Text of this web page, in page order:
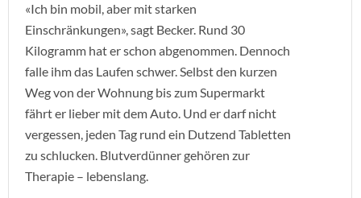
«Ich bin mobil, aber mit starken
Einschränkungen», sagt Becker. Rund 30
Kilogramm hat er schon abgenommen. Dennoch
falle ihm das Laufen schwer. Selbst den kurzen
Weg von der Wohnung bis zum Supermarkt
fährt er lieber mit dem Auto. Und er darf nicht
vergessen, jeden Tag rund ein Dutzend Tabletten
zu schlucken. Blutverdünner gehören zur
Therapie – lebenslang.